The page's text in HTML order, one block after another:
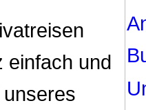
einfach und